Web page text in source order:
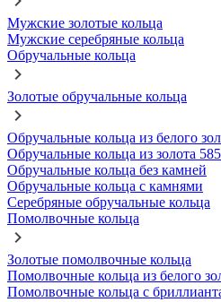
Мужские золотые кольца
Мужские серебряные кольца
Обручальные кольца
Золотые обручальные кольца
Обручальные кольца из белого
Обручальные кольца из золота
Обручальные кольца без камней
Обручальные кольца с камнями
Серебряные обручальные кольца
Помолвочные кольца
Золотые помолвочные кольца
Помолвочные кольца из белого
Помолвочные кольца с